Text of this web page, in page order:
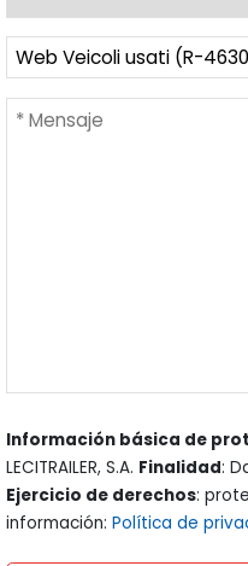
Información básica de
LECITRAILER, S.A. Finalidad:
Ejercicio de derechos:
información: Política de